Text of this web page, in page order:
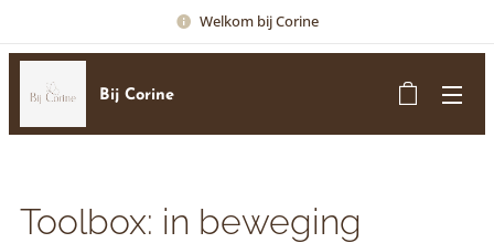
Welkom bij Corine
Bij Corine
Toolbox: in beweging